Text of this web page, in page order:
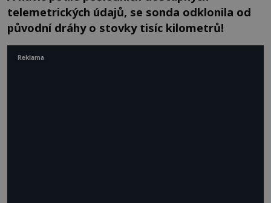
telemetrických údajů, se sonda odklonila od
původní dráhy o stovky tisíc kilometrů!
Reklama